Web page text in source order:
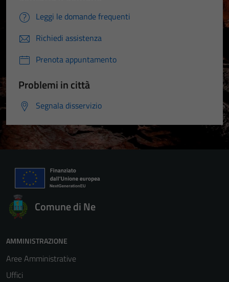
Leggi le domande frequenti
Richiedi assistenza
Prenota appuntamento
Problemi in città
Segnala disservizio
Comune di Ne
AMMINISTRAZIONE
Aree Amministrative
Uffici